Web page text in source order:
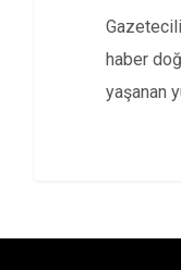
haber
yaşanan